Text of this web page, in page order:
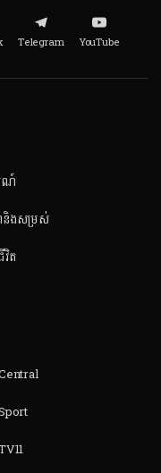
Telegram YouTube
ណ៍
និងសម្រស់
ត